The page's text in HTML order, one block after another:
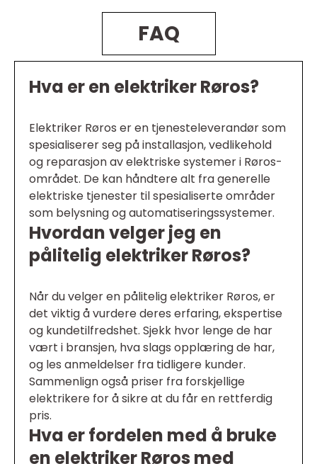
FAQ
Hva er en elektriker Røros?
Elektriker Røros er en tjenesteleverandør som
spesialiserer seg på installasjon, vedlikehold
og reparasjon av elektriske systemer i Røros-
området. De kan håndtere alt fra generelle
elektriske tjenester til spesialiserte områder
som belysning og automatiseringssystemer.
Hvordan velger jeg en
pålitelig elektriker Røros?
Når du velger en pålitelig elektriker Røros, er
det viktig å vurdere deres erfaring, ekspertise
og kundetilfredshet. Sjekk hvor lenge de har
vært i bransjen, hva slags opplæring de har,
og les anmeldelser fra tidligere kunder.
Sammenlign også priser fra forskjellige
elektrikere for å sikre at du får en rettferdig
pris.
Hva er fordelen med å bruke
en elektriker Røros med